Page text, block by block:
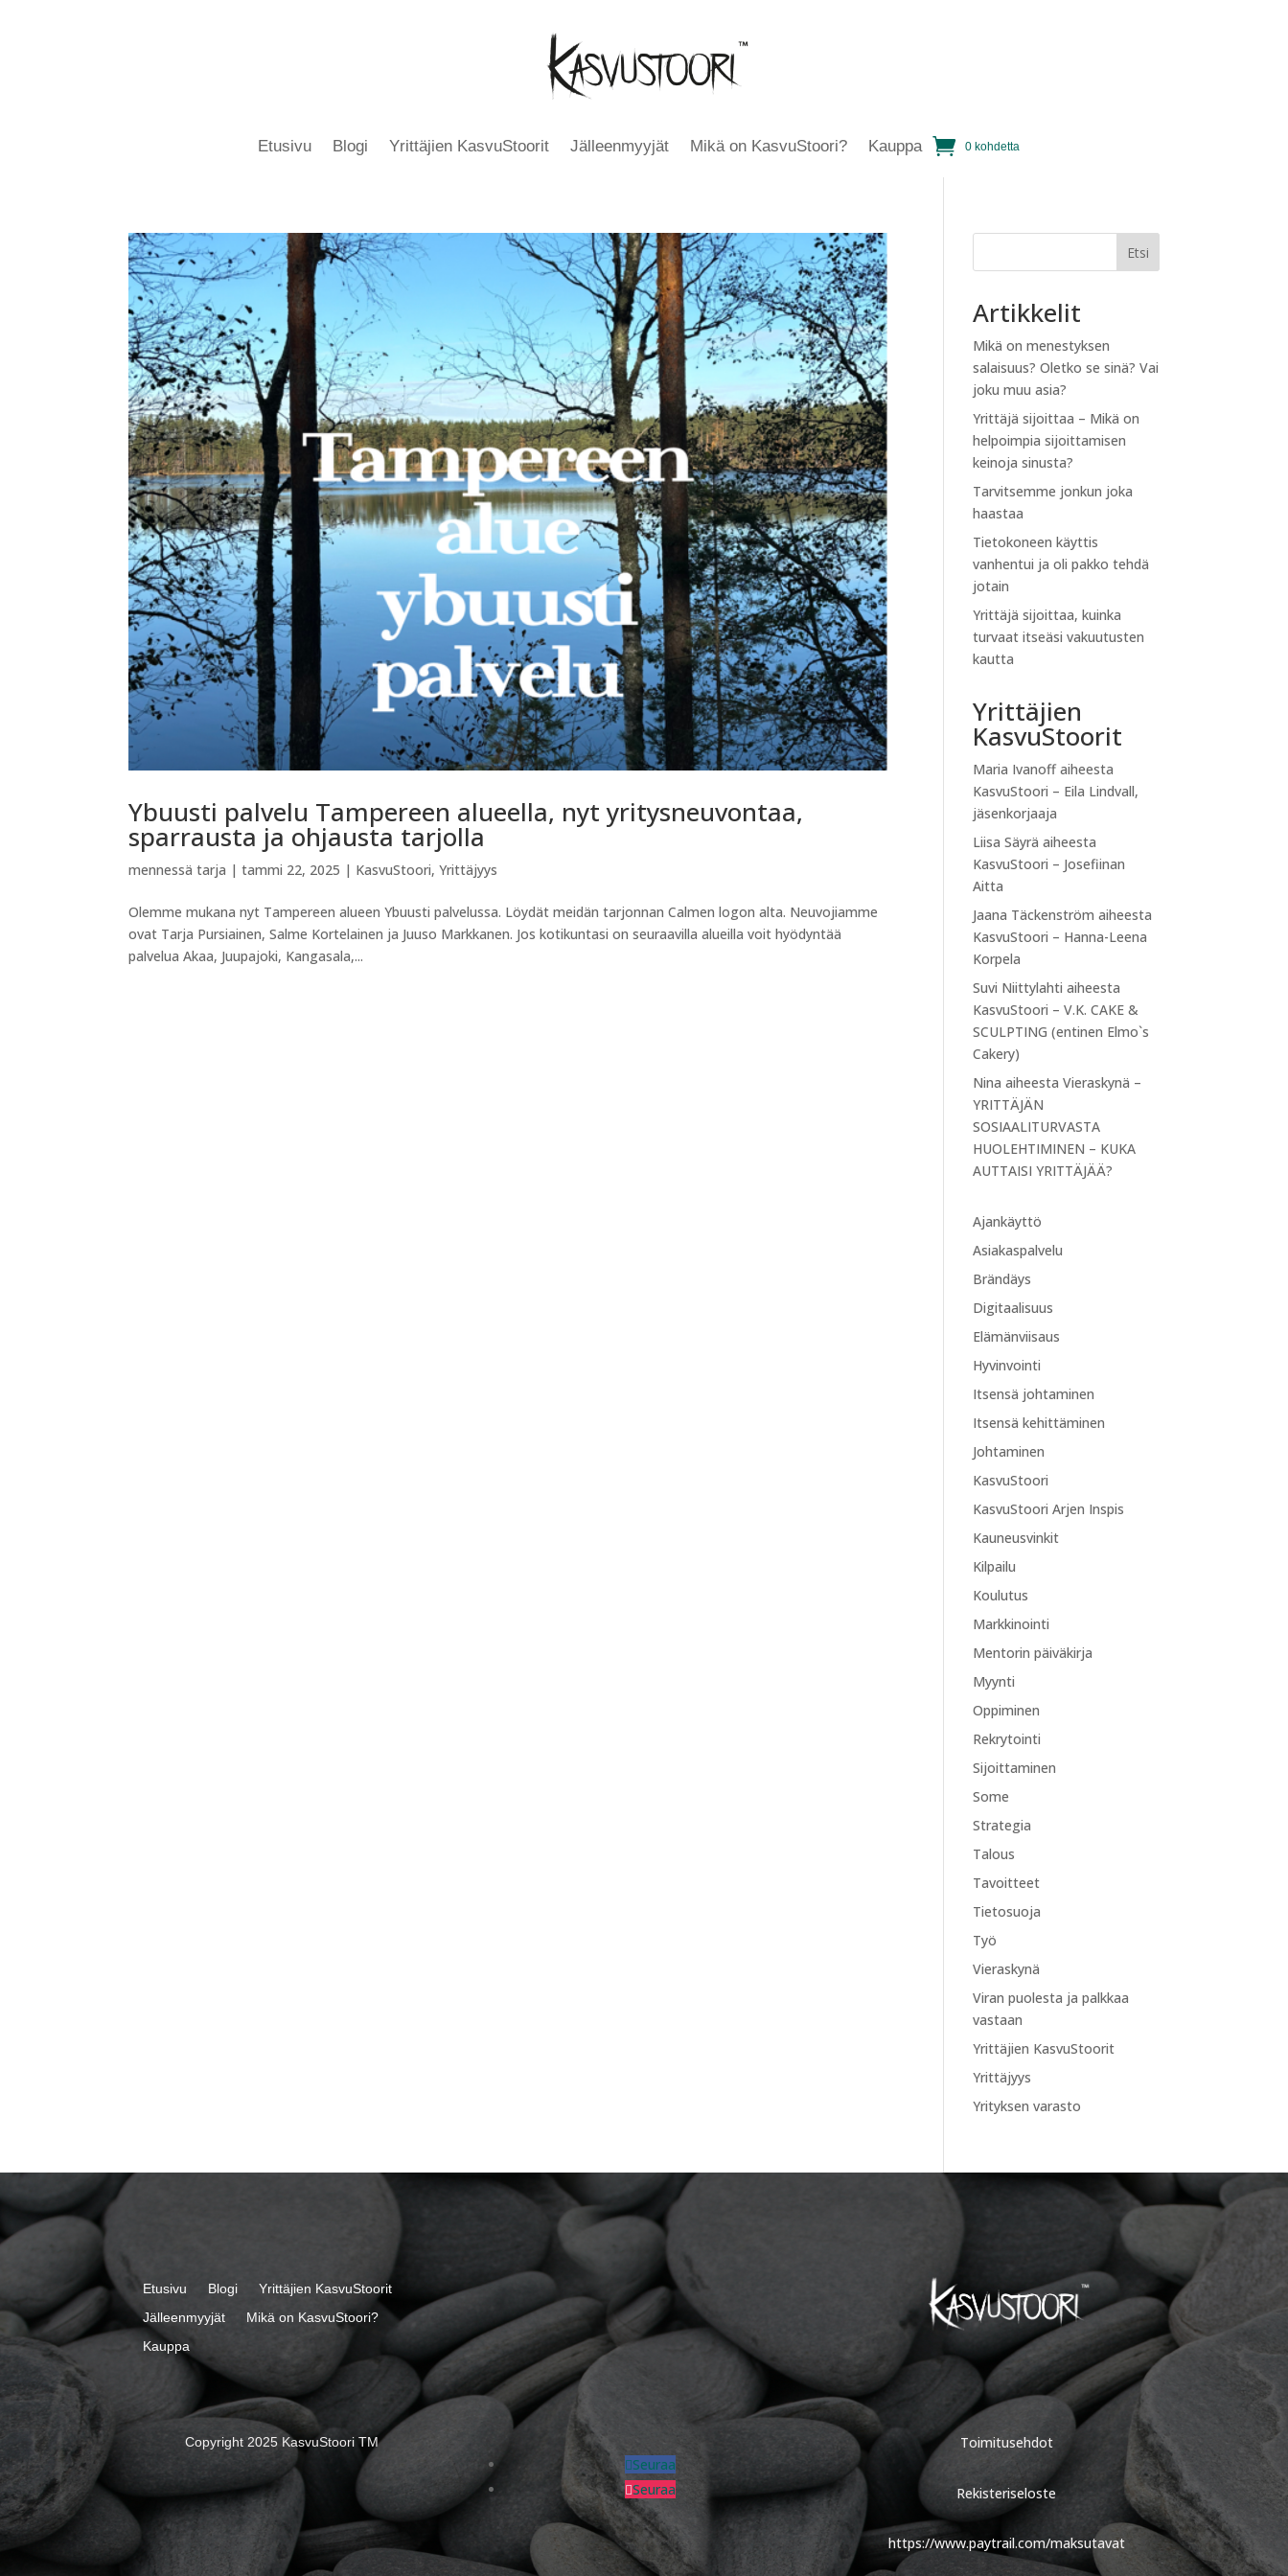
Etusivu Blogi Yrittäjien KasvuStoorit Jälleenmyyjät Mikä on KasvuStoori? Kauppa 0 kohdetta
Ybuusti palvelu Tampereen alueella, nyt yritysneuvontaa,
sparrausta ja ohjausta tarjolla
mennessätarja |tammi 22, 2025 | KasvuStoori,Yrittäjyys
Olemme mukana nyt Tampereen alueen Ybuusti palvelussa. Löydät meidän tarjonnan Calmen logon alta. Neuvojiamme
ovat Tarja Pursiainen, Salme Kortelainen ja Juuso Markkanen. Jos kotikuntasi on seuraavilla alueilla voit hyödyntää
palvelua Akaa, Juupajoki, Kangasala,...
Etsi
Artikkelit
Mikä on menestyksen
salaisuus? Oletko se sinä? Vai
joku muu asia?
Yrittäjä sijoittaa – Mikä on
helpoimpia sijoittamisen
keinoja sinusta?
Tarvitsemme jonkun joka
haastaa
Tietokoneen käyttis
vanhentui ja oli pakko tehdä
jotain
Yrittäjä sijoittaa, kuinka
turvaat itseäsi vakuutusten
kautta
Yrittäjien
KasvuStoorit
Maria Ivanoffaiheesta
KasvuStoori – Eila Lindvall,
jäsenkorjaaja
Liisa Säyrä aiheesta
KasvuStoori – Josefiinan
Aitta
Jaana Täckenström aiheesta
KasvuStoori – Hanna-Leena
Korpela
Suvi Niittylahti aiheesta
KasvuStoori – V.K. CAKE &
SCULPTING (entinen Elmo`s
Cakery)
Nina aiheestaVieraskynä –
YRITTÄJÄN
SOSIAALITURVASTA
HUOLEHTIMINEN – KUKA
AUTTAISI YRITTÄJÄÄ?
Ajankäyttö
Asiakaspalvelu
Brändäys
Digitaalisuus
Elämänviisaus
Hyvinvointi
Itsensä johtaminen
Itsensä kehittäminen
Johtaminen
KasvuStoori
KasvuStoori Arjen Inspis
Kauneusvinkit
Kilpailu
Koulutus
Markkinointi
Mentorin päiväkirja
Myynti
Oppiminen
Rekrytointi
Sijoittaminen
Some
Strategia
Talous
Tavoitteet
Tietosuoja
Työ
Vieraskynä
Viran puolesta ja palkkaa
vastaan
Yrittäjien KasvuStoorit
Yrittäjyys
Yrityksen varasto
Etusivu Blogi
Yrittäjien KasvuStoorit
Jälleenmyyjät
Mikä on KasvuStoori?
Kauppa
Copyright 2025 KasvuStoori TM
Seuraa
Seuraa
Toimitusehdot
Rekisteriseloste
https://www.paytrail.com/maksutavat